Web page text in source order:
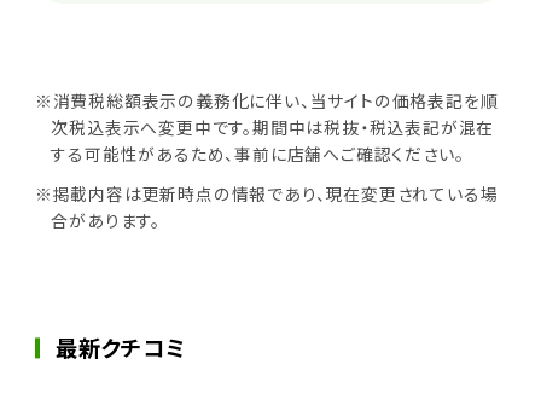
※消費税総額表示の義務化に伴い、当サイトの価格表記を順
次税込表示へ変更中です。期間中は税抜・税込表記が混在
する可能性があるため、事前に店舗へご確認ください。
※掲載内容は更新時点の情報であり、現在変更されている場
合があります。
最新クチコミ